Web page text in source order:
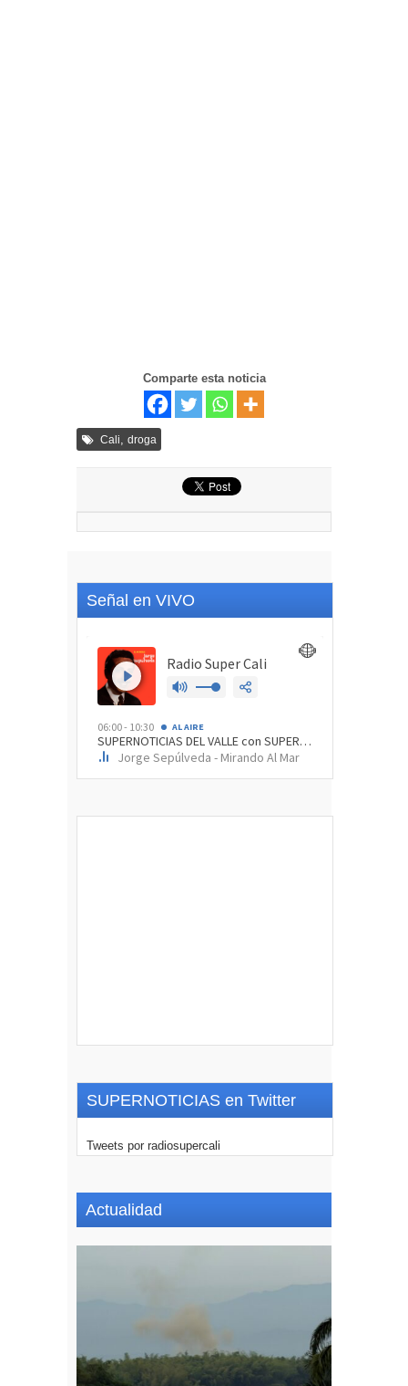
Comparte esta noticia
Cali, droga
Señal en VIVO
SUPERNOTICIAS en Twitter
Tweets por radiosupercali
Actualidad